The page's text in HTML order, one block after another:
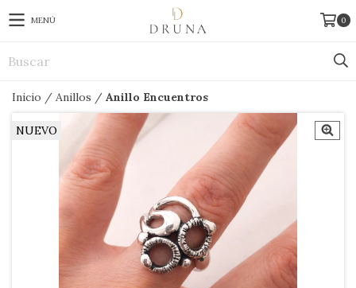
MENÚ 0
Inicio / Anillos / Anillo Encuentros
NUEVO